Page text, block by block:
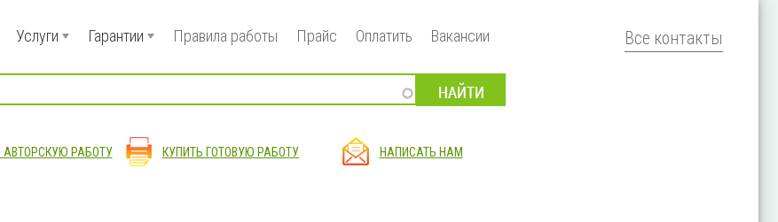
Услуги Гарантии Правила работы Прайс Оплатить Вакансии
АВТОРСКУЮ РАБОТУ КУПИТЬ ГОТОВУЮ РАБОТУ НАПИСАТЬ НАМ
Все контакты